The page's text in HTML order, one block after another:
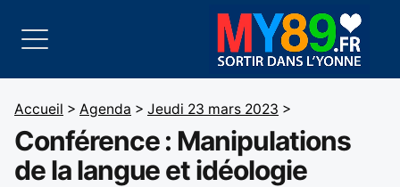
Accueil > Agenda > Jeudi 23 mars 2023 >
Conférence : Manipulations
de la langue et idéologie